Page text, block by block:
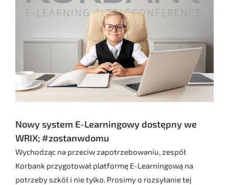
Nowy system E-Learningowy dostępny we
WRIX; #zostanwdomu
Wychodząc na przeciw zapotrzebowaniu, zespół
Korbank przygotował platformę E-Learningową na
potrzeby szkół i nie tylko. Prosimy o rozsyłanie tej